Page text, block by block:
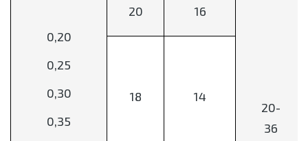
0,20
0,25
0,30
0,35
20 16
20-
36
18 14